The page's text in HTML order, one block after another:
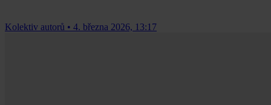
Kolektiv autorů • 4. března 2026, 13:17